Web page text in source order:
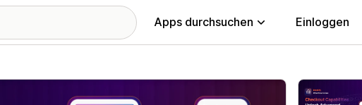
Apps durchsuchen Einloggen